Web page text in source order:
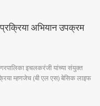
अभियान उपक्रम
इचलकरंजी यांच्या संयुक्त
म्हणजेच (बी एल एस) बेसिक लाइफ